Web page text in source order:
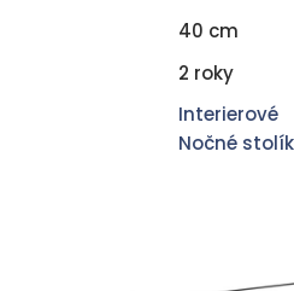
40 cm
2 roky
Interierové
Nočné